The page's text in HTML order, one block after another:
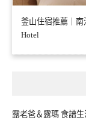
釜山住宿推薦｜
Hotel
露老爸＆露瑪 食譜生